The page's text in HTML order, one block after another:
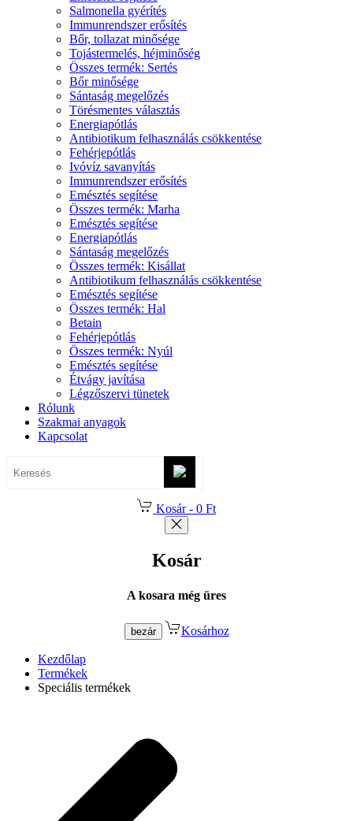
Salmonella gyérítés
Immunrendszer erősítés
Bőr, tollazat minősége
Tojástermelés, héjminőség
Összes termék: Sertés
Bőr minősége
Sántaság megelőzés
Törésmentes választás
Energiapótlás
Antibiotikum felhasználás csökkentése
Fehérjepótlás
Ivóvíz savanyítás
Immunrendszer erősítés
Emésztés segítése
Összes termék: Marha
Emésztés segítése
Energiapótlás
Sántaság megelőzés
Összes termék: Kisállat
Antibiotikum felhasználás csökkentése
Emésztés segítése
Összes termék: Hal
Betain
Fehérjepótlás
Összes termék: Nyúl
Emésztés segítése
Étvágy javítása
Légzőszervi tünetek
Rólunk
Szakmai anyagok
Kapcsolat
Kosár - 0 Ft
Kosár
A kosara még üres
bezár Kosárhoz
Kezdőlap
Termékek
Speciális termékek